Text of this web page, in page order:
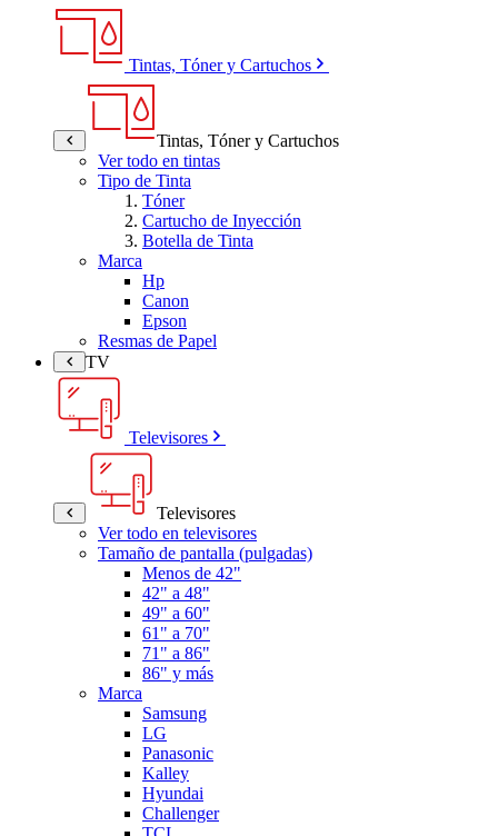
Tintas, Tóner y Cartuchos
Tintas, Tóner y Cartuchos
Ver todo en tintas
Tipo de Tinta
Tóner
Cartucho de Inyección
Botella de Tinta
Marca
Hp
Canon
Epson
Resmas de Papel
TV
Televisores
Televisores
Ver todo en televisores
Tamaño de pantalla (pulgadas)
Menos de 42"
42" a 48"
49" a 60"
61" a 70"
71" a 86"
86" y más
Marca
Samsung
LG
Panasonic
Kalley
Hyundai
Challenger